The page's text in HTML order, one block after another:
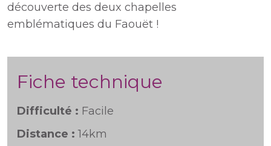
découverte des deux chapelles
emblématiques du Faouët !
Fiche technique
Difficulté : Facile
Distance : 14km